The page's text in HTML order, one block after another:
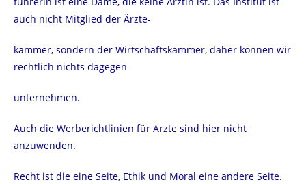
auch nicht Mitglied der Ärzte-
kammer, sondern der Wirtschaftskammer, daher können wir
rechtlich nichts dagegen
unternehmen.
Auch die Werberichtlinien für Ärzte sind hier nicht
anzuwenden.
Recht ist die eine Seite, Ethik und Moral eine andere Seite.